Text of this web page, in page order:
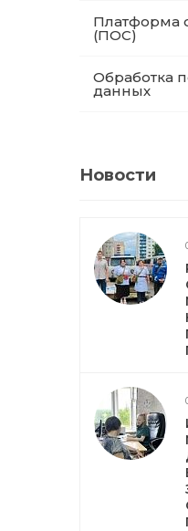
Платформа
(ПОС)
Обработка
данных
Новости